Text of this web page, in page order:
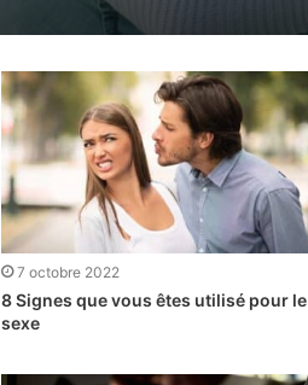
7 octobre 2022
8 Signes que vous êtes utilisé pour le
sexe